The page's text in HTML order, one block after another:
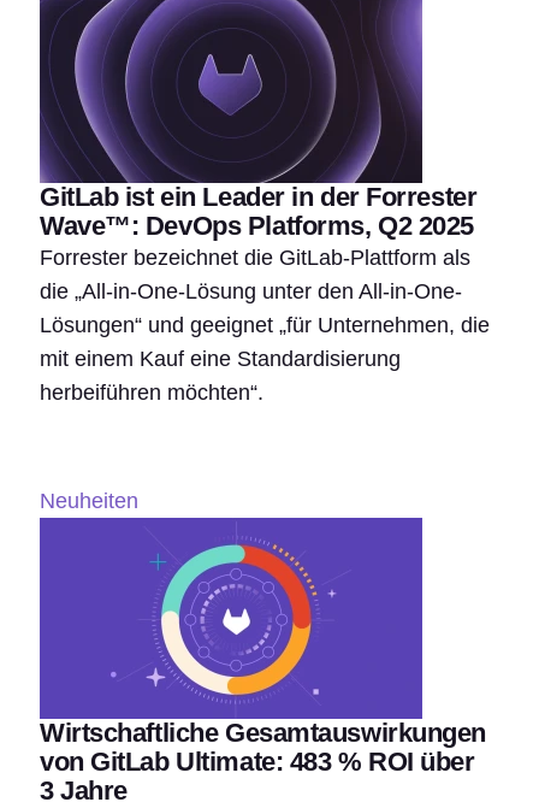
GitLab ist ein Leader in der Forrester
Wave™: DevOps Platforms, Q2 2025
Forrester bezeichnet die GitLab-Plattform als
die „All-in-One-Lösung unter den All-in-One-
Lösungen“ und geeignet „für Unternehmen, die
mit einem Kauf eine Standardisierung
herbeiführen möchten“.
Neuheiten
Wirtschaftliche Gesamtauswirkungen
von GitLab Ultimate: 483 % ROI über
3 Jahre